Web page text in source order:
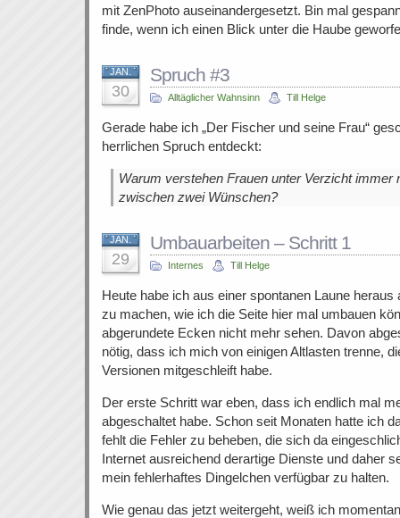
mit ZenPhoto auseinandergesetzt. Bin mal
finde, wenn ich einen Blick unter die Haube
JAN.
30
Spruch #3
Alltäglicher Wahnsinn Till Helge
Gerade habe ich „Der Fischer und seine Frau“
herrlichen Spruch entdeckt:
Warum verstehen Frauen unter Verzicht immer
zwischen zwei Wünschen?
JAN.
29
Umbauarbeiten – Schritt 1
Internes Till Helge
Heute habe ich aus einer spontanen Laune
zu machen, wie ich die Seite hier mal umbauen
abgerundete Ecken nicht mehr sehen. Davon
nötig, dass ich mich von einigen Altlasten trenne,
Versionen mitgeschleift habe.
Der erste Schritt war eben, dass ich endlich mal
abgeschaltet habe. Schon seit Monaten hatte ich
fehlt die Fehler zu beheben, die sich da
Internet ausreichend derartige Dienste und daher
mein fehlerhaftes Dingelchen verfügbar zu halten.
Wie genau das jetzt weitergeht, weiß ich